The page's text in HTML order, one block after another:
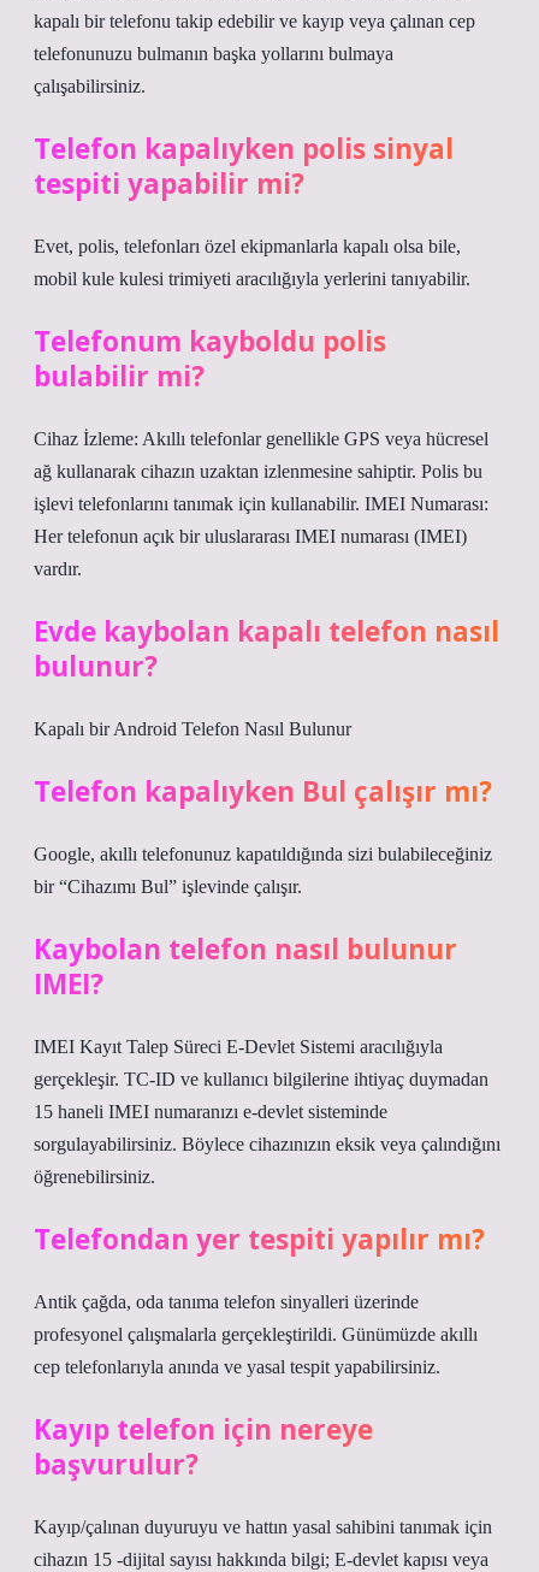
kapalı bir telefonu takip edebilir ve kayıp veya çalınan cep
telefonunuzu bulmanın başka yollarını bulmaya
çalışabilirsiniz.
Telefon kapalıyken polis sinyal
tespiti yapabilir mi?
Evet, polis, telefonları özel ekipmanlarla kapalı olsa bile,
mobil kule kulesi trimiyeti aracılığıyla yerlerini tanıyabilir.
Telefonum kayboldu polis
bulabilir mi?
Cihaz İzleme: Akıllı telefonlar genellikle GPS veya hücresel
ağ kullanarak cihazın uzaktan izlenmesine sahiptir. Polis bu
işlevi telefonlarını tanımak için kullanabilir. IMEI Numarası:
Her telefonun açık bir uluslararası IMEI numarası (IMEI)
vardır.
Evde kaybolan kapalı telefon nasıl
bulunur?
Kapalı bir Android Telefon Nasıl Bulunur
Telefon kapalıyken Bul çalışır mı?
Google, akıllı telefonunuz kapatıldığında sizi bulabileceğiniz
bir “Cihazımı Bul” işlevinde çalışır.
Kaybolan telefon nasıl bulunur
IMEI?
IMEI Kayıt Talep Süreci E-Devlet Sistemi aracılığıyla
gerçekleşir. TC-ID ve kullanıcı bilgilerine ihtiyaç duymadan
15 haneli IMEI numaranızı e-devlet sisteminde
sorgulayabilirsiniz. Böylece cihazınızın eksik veya çalındığını
öğrenebilirsiniz.
Telefondan yer tespiti yapılır mı?
Antik çağda, oda tanıma telefon sinyalleri üzerinde
profesyonel çalışmalarla gerçekleştirildi. Günümüzde akıllı
cep telefonlarıyla anında ve yasal tespit yapabilirsiniz.
Kayıp telefon için nereye
başvurulur?
Kayıp/çalınan duyuruyu ve hattın yasal sahibini tanımak için
cihazın 15 -dijital sayısı hakkında bilgi; E-devlet kapısı veya